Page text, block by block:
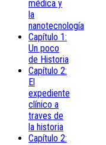
médica y
la
nanotecnología
Capítulo 1:
Un poco
de Historia
Capítulo 2:
El
expediente
clínico a
traves de
la historia
Capítulo 2: